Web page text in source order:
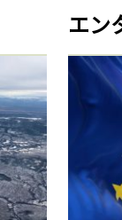
エン